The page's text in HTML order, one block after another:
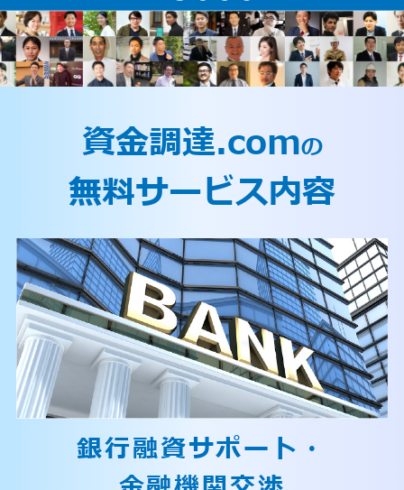
資金調達.comの
無料サービス内容
銀行融資サポート・